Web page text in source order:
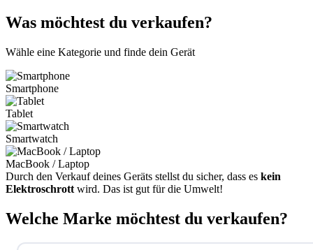
Was möchtest du verkaufen?
Wähle eine Kategorie und finde dein Gerät
Smartphone
Tablet
Smartwatch
MacBook / Laptop
Durch den Verkauf deines Geräts stellst du sicher, dass es kein
Elektroschrott wird. Das ist gut für die Umwelt!
Welche Marke möchtest du verkaufen?